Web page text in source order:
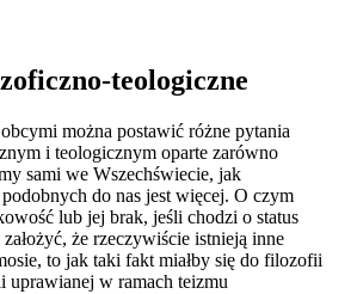
teologiczne
można postawić różne pytania
i teologicznym oparte zarówno
sami we Wszechświecie, jak
podobnych do nas jest więcej. O czym
lub jej brak, jeśli chodzi o status
że rzeczywiście istnieją inne
to jak taki fakt miałby się do filozofii
uprawianej w ramach teizmu